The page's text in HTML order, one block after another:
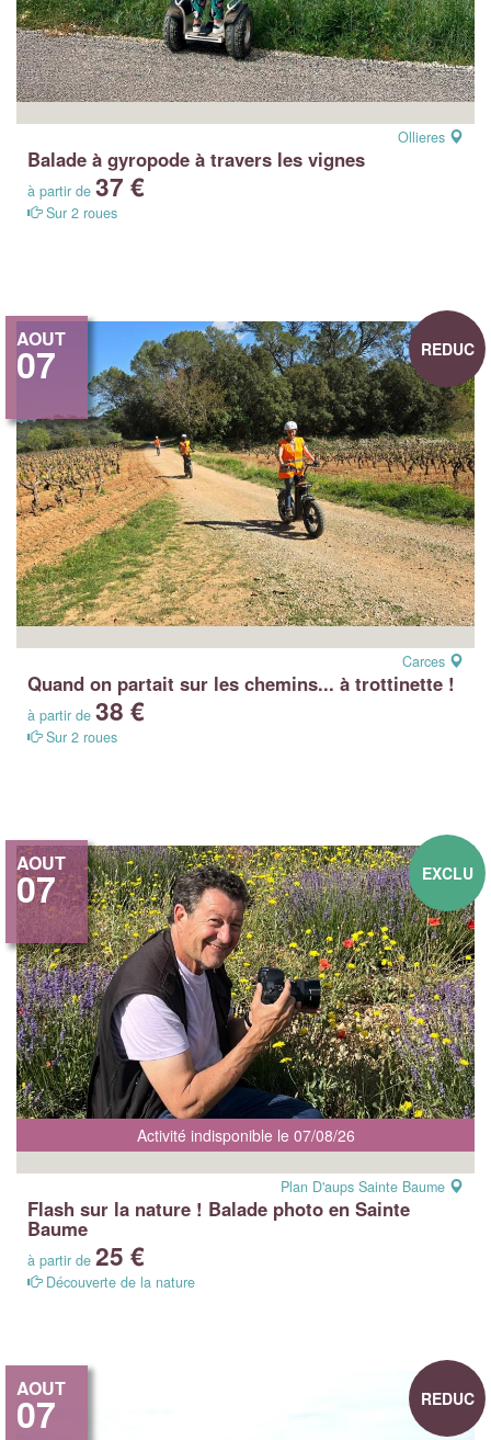
Ollieres
Balade à gyropode à travers les vignes
à partir de 37 €
Sur 2 roues
Carces
Quand on partait sur les chemins... à trottinette !
à partir de 38 €
Sur 2 roues
AOUT
07 REDUC
Activité indisponible le 07/08/26
Plan D'aups Sainte Baume
Flash sur la nature ! Balade photo en Sainte
Baume
à partir de 25 €
Découverte de la nature
AOUT
07 EXCLU
AOUT
07 REDUC